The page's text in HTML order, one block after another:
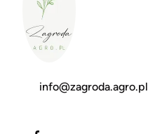
info@zagroda.agro.pl